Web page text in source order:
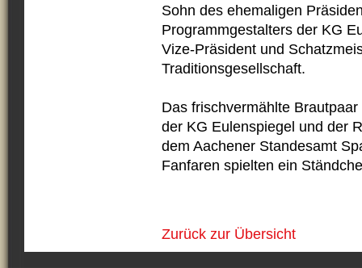
Sohn des ehemaligen
Programmgestalters der KG
Vize-Präsident und
Traditionsgesellschaft.
Das frischvermählte
der KG Eulenspiegel und der
dem Aachener Standesamt
Fanfaren spielten ein
Zurück zur Übersicht